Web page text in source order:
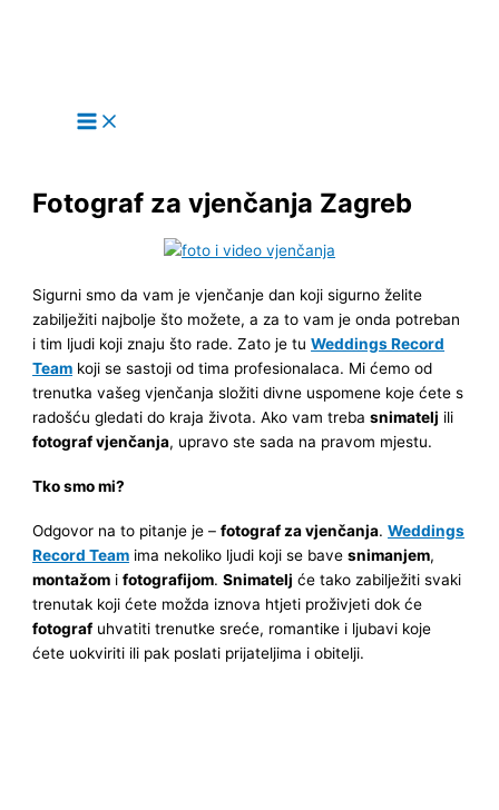
Fotograf za vjenčanja Zagreb
Sigurni smo da vam je vjenčanje dan koji sigurno želite
zabilježiti najbolje što možete, a za to vam je onda potreban
i tim ljudi koji znaju što rade. Zato je tuWeddings Record
Team koji se sastoji od tima profesionalaca. Mi ćemo od
trenutka vašeg vjenčanja složiti divne uspomene koje ćete s
radošću gledati do kraja života. Ako vam trebasnimatelj ili
fotograf vjenčanja, upravo ste sada na pravom mjestu.
Tko smo mi?
Odgovor na to pitanje je –fotograf za vjenčanja.Weddings
Record Team ima nekoliko ljudi koji se bavesnimanjem,
montažom ifotografijom.Snimatelj će tako zabilježiti svaki
trenutak koji ćete možda iznova htjeti proživjeti dok će
fotograf uhvatiti trenutke sreće, romantike i ljubavi koje
ćete uokviriti ili pak poslati prijateljima i obitelji.